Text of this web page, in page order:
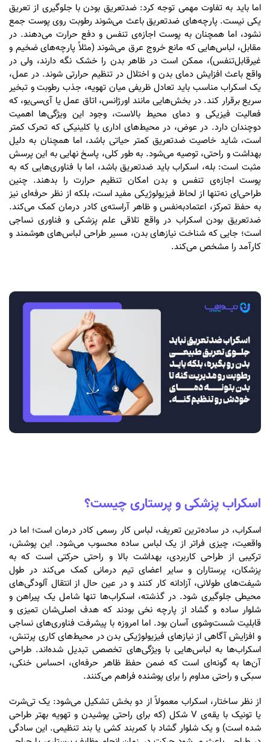
اما باید به تفاوت مهمی توجه کرد: ضدتعریق بودن با جلوگیری از تعریق
یکی نیست. پارچه‌های ضدتعریق باعث می‌شوند رطوبت روی پوست جمع
نشود، اما همچنان به پوست اجازه‌ی تنفس و دفع حرارت می‌دهند. در
مقابل، لباس‌هایی که مانع خروج عرق می‌شوند (مثلاً پارچه‌های ضخیم و
غیرقابل‌تنفس)، ممکن است در ظاهر بدن را خشک نگه دارند، ولی در
واقع باعث افزایش دمای بدن و اختلال در تنظیم حرارتی شوند. در عمل،
یک اسکراب مناسب باید تعادل ظریفی میان تهویه، جذب رطوبت و تبخیر
سریع برقرار کند. در بخش‌هایی مانند اورژانس، اتاق عمل یا آی‌سی‌یو، که
فعالیت فیزیکی و دمای محیط بالاست، وجود این ویژگی‌ها اهمیت
دوچندان دارد. در عوض، در محیط‌های اداری یا کلینیکی که تحرک کمتر
است، شاید خاصیت ضدتعریق کمتر حیاتی باشد، اما همچنان به دلیل
بهداشت و راحتی، توصیه می‌شود. به طور کلی، پاسخ نهایی به این پرسش
مثبت است: بله، اسکراب باید ضدتعریق باشد، اما با فناوری‌هایی که به
پوست اجازه‌ی تنفس و بدن امکان تنظیم حرارت را بدهند. چنین
طراحی‌ای نه‌تنها از لحاظ فیزیولوژیکی مفید است، بلکه از نظر حرفه‌ای نیز
به حفظ تمرکز، اعتمادبه‌نفس و ظاهر آراسته‌ی کادر درمان کمک می‌کند.
ضدتعریق بودن اسکراب در واقع تلاقی علم پزشکی و فناوری نساجی
است؛ جایی که شناخت نیازهای بدن، مسیر طراحی لباس‌های هوشمند و
کارآمد را مشخص می‌کند.
اسکراب پزشکی و پرستاری چیست؟
اسکراب، در ساده‌ترین تعریف، لباس کار رسمی کادر درمان است؛ اما در
واقعیت، چیزی فراتر از یک لباس ساده محسوب می‌شود. این پوشش،
ترکیبی از طراحی کاربردی، بهداشت بالا و راحتی حرکتی است که به
پزشکان، پرستاران و سایر اعضای تیم درمانی کمک می‌کند در طول
شیفت‌های طولانی، آزادانه کار کنند و در عین حال از انتقال آلودگی‌های
محیطی جلوگیری شود. در گذشته، اسکراب‌ها تنها شامل یک پیراهن و
شلوار ساده و گشاد از پارچه نخی بودند که هدف اصلی‌شان تمیزی و
قابلیت شست‌وشوی آسان بود. اما امروزه با پیشرفت فناوری‌های نساجی
و افزایش آگاهی از نیازهای فیزیولوژیکی بدن در محیط‌های کاری پرتنش،
اسکراب‌ها به لباس‌هایی با ویژگی‌های تخصصی تبدیل شده‌اند. طراحی
آن‌ها به گونه‌ای است که ضمن حفظ ظاهر حرفه‌ای، احساس خنکی،
سبکی و راحتی مداوم را برای پوشنده فراهم می‌کنند.
از نظر ساختار، اسکراب معمولاً از دو بخش تشکیل می‌شود: یک تی‌شرت
یا تونیک با یقه‌ی V شکل (که برای راحتی پوشیدن و تهویه بهتر طراحی
شده است) و یک شلوار گشاد با کمربند کشی یا بند تنظیمی. این سادگی